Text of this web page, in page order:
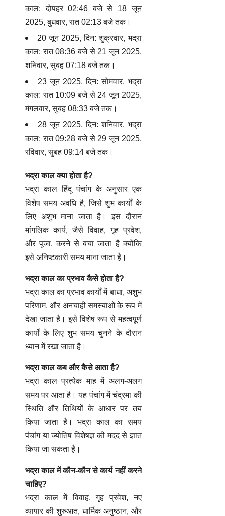
काल: दोपहर 02:46 बजे से 18 जून
2025, बुधवार, रात 02:13 बजे तक।
20 जून 2025, दिन: शुक्रवार, भद्रा
काल: रात 08:36 बजे से 21 जून 2025,
शनिवार, सुबह 07:18 बजे तक।
23 जून 2025, दिन: सोमवार, भद्रा
काल: रात 10:09 बजे से 24 जून 2025,
मंगलवार, सुबह 08:33 बजे तक।
28 जून 2025, दिन: शनिवार, भद्रा
काल: रात 09:28 बजे से 29 जून 2025,
रविवार, सुबह 09:14 बजे तक।
भद्रा काल क्या होता है?
भद्रा काल हिंदू पंचांग के अनुसार एक
विशेष समय अवधि है, जिसे शुभ कार्यों के
लिए अशुभ माना जाता है। इस दौरान
मांगलिक कार्य, जैसे विवाह, गृह प्रवेश,
और पूजा, करने से बचा जाता है क्योंकि
इसे अनिष्टकारी समय माना जाता है।
भद्रा काल का प्रभाव कैसे होता है?
भद्रा काल का प्रभाव कार्यों में बाधा, अशुभ
परिणाम, और अनचाही समस्याओं के रूप में
देखा जाता है। इसे विशेष रूप से महत्वपूर्ण
कार्यों के लिए शुभ समय चुनने के दौरान
ध्यान में रखा जाता है।
भद्रा काल कब और कैसे आता है?
भद्रा काल प्रत्येक माह में अलग-अलग
समय पर आता है। यह पंचांग में चंद्रमा की
स्थिति और तिथियों के आधार पर तय
किया जाता है। भद्रा काल का समय
पंचांग या ज्योतिष विशेषज्ञ की मदद से ज्ञात
किया जा सकता है।
भद्रा काल में कौन-कौन से कार्य नहीं करने
चाहिए?
भद्रा काल में विवाह, गृह प्रवेश, नए
व्यापार की शुरुआत, धार्मिक अनुष्ठान, और